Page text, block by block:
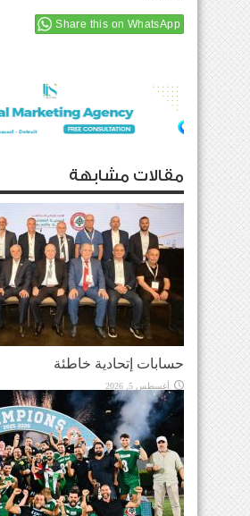
Share this on WhatsApp
مقالات مشابهة
حسابات إتحادية خاطئة
أغسطس 5, 2026